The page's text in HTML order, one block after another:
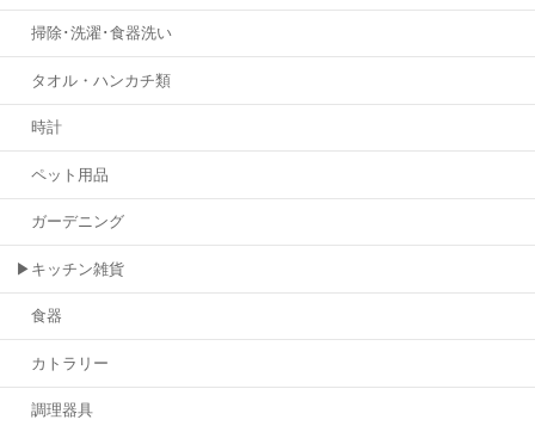
掃除･洗濯･食器洗い
タオル・ハンカチ類
時計
ペット用品
ガーデニング
▶キッチン雑貨
食器
カトラリー
調理器具